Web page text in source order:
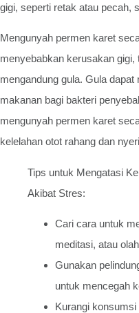
gigi, seperti retak atau pecah,
Mengunyah permen karet
menyebabkan kerusakan
mengandung gula. Gula
makanan bagi bakteri
mengunyah permen karet
kelelahan otot rahang dan
Tips untuk Mengatasi
Akibat Stres:
Cari cara untuk
meditasi, atau
Gunakan
untuk mencegah
Kurangi